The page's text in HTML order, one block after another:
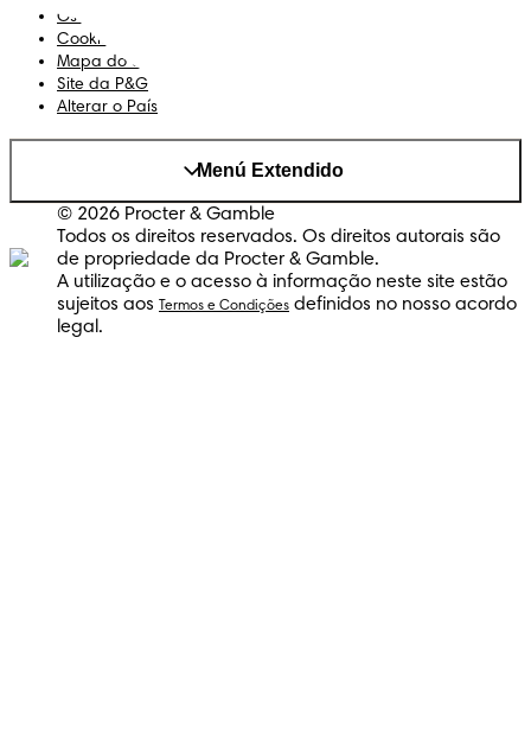
Os Meus Dados
Cookies
Mapa do Site
Site da P&G
Alterar o País
Menú Extendido
© 2026 Procter & Gamble
Todos os direitos reservados. Os direitos autorais são
de propriedade da Procter & Gamble.
A utilização e o acesso à informação neste site estão
sujeitos aos
Termos e Condições definidos no nosso acordo
legal.